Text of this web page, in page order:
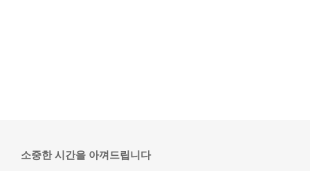
소중한 시간을 아껴드립니다